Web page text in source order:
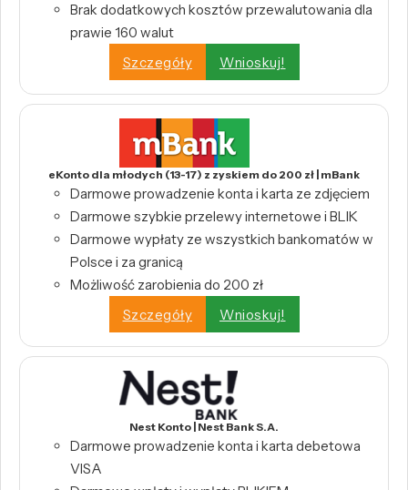
Brak dodatkowych kosztów przewalutowania dla
prawie 160 walut
Szczegóły
Wnioskuj!
eKonto dla młodych (13-17) z zyskiem do 200 zł | mBank
Darmowe prowadzenie konta i karta ze zdjęciem
Darmowe szybkie przelewy internetowe i BLIK
Darmowe wypłaty ze wszystkich bankomatów w
Polsce i za granicą
Możliwość zarobienia do 200 zł
Szczegóły
Wnioskuj!
Nest Konto | Nest Bank S.A.
Darmowe prowadzenie konta i karta debetowa
VISA